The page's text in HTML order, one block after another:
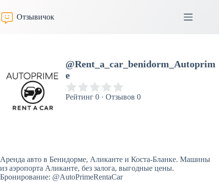
к
сути
Отзывичок
@Rent_a_car_benidorm_Autoprim
e
Рейтинг 0 · Отзывов 0
Аренда авто в Бенидорме, Аликанте и Коста-Бланке. Машины
из аэропорта Аликанте, без залога, выгодные цены.
Бронирование: @AutoPrimeRentaCar